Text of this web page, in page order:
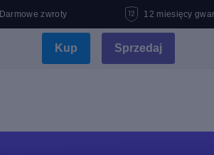
Darmowe zwroty 12 miesięcy
Kup Sprzedaj